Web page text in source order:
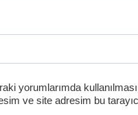
yorumlarımda
ve site adresim bu